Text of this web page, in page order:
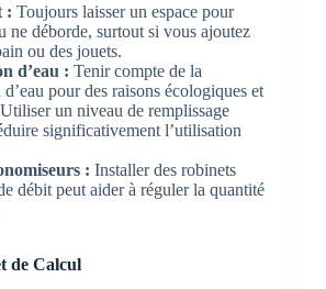
: Toujours laisser un espace pour
ne déborde, surtout si vous ajoutez
ou des jouets.
d’eau : Tenir compte de la
pour des raisons écologiques et
un niveau de remplissage
significativement l’utilisation
: Installer des robinets
débit peut aider à réguler la quantité
de Calcul